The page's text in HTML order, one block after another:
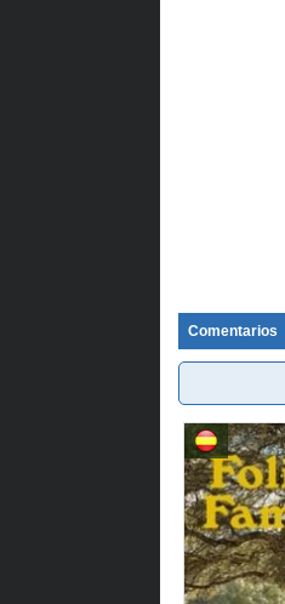
Comentarios